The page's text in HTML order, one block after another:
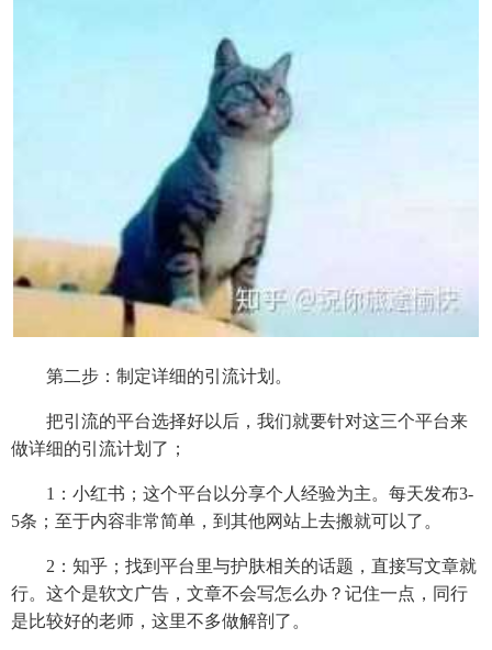
第二步：制定详细的引流计划。
把引流的平台选择好以后，我们就要针对这三个平台来
做详细的引流计划了；
1：小红书；这个平台以分享个人经验为主。每天发布3-
5条；至于内容非常简单，到其他网站上去搬就可以了。
2：知乎；找到平台里与护肤相关的话题，直接写文章就
行。这个是软文广告，文章不会写怎么办？记住一点，同行
是比较好的老师，这里不多做解剖了。